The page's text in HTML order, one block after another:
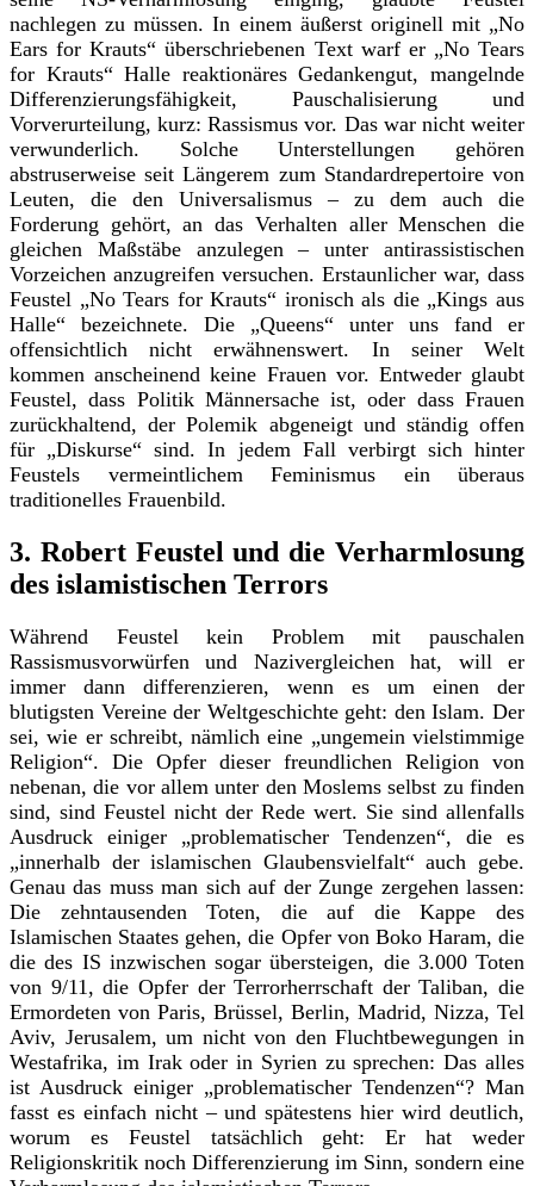
nachlegen zu müssen. In einem äußerst originell mit „No
Ears for Krauts“ überschriebenen Text warf er „No Tears
for Krauts“ Halle reaktionäres Gedankengut, mangelnde
Differenzierungsfähigkeit, Pauschalisierung und
Vorverurteilung, kurz: Rassismus vor. Das war nicht weiter
verwunderlich. Solche Unterstellungen gehören
abstruserweise seit Längerem zum Standardrepertoire von
Leuten, die den Universalismus – zu dem auch die
Forderung gehört, an das Verhalten aller Menschen die
gleichen Maßstäbe anzulegen – unter antirassistischen
Vorzeichen anzugreifen versuchen. Erstaunlicher war, dass
Feustel „No Tears for Krauts“ ironisch als die „Kings aus
Halle“ bezeichnete. Die „Queens“ unter uns fand er
offensichtlich nicht erwähnenswert. In seiner Welt
kommen anscheinend keine Frauen vor. Entweder glaubt
Feustel, dass Politik Männersache ist, oder dass Frauen
zurückhaltend, der Polemik abgeneigt und ständig offen
für „Diskurse“ sind. In jedem Fall verbirgt sich hinter
Feustels vermeintlichem Feminismus ein überaus
traditionelles Frauenbild.
3. Robert Feustel und die Verharmlosung
des islamistischen Terrors
Während Feustel kein Problem mit pauschalen
Rassismusvorwürfen und Nazivergleichen hat, will er
immer dann differenzieren, wenn es um einen der
blutigsten Vereine der Weltgeschichte geht: den Islam. Der
sei, wie er schreibt, nämlich eine „ungemein vielstimmige
Religion“. Die Opfer dieser freundlichen Religion von
nebenan, die vor allem unter den Moslems selbst zu finden
sind, sind Feustel nicht der Rede wert. Sie sind allenfalls
Ausdruck einiger „problematischer Tendenzen“, die es
„innerhalb der islamischen Glaubensvielfalt“ auch gebe.
Genau das muss man sich auf der Zunge zergehen lassen:
Die zehntausenden Toten, die auf die Kappe des
Islamischen Staates gehen, die Opfer von Boko Haram, die
die des IS inzwischen sogar übersteigen, die 3.000 Toten
von 9/11, die Opfer der Terrorherrschaft der Taliban, die
Ermordeten von Paris, Brüssel, Berlin, Madrid, Nizza, Tel
Aviv, Jerusalem, um nicht von den Fluchtbewegungen in
Westafrika, im Irak oder in Syrien zu sprechen: Das alles
ist Ausdruck einiger „problematischer Tendenzen“? Man
fasst es einfach nicht – und spätestens hier wird deutlich,
worum es Feustel tatsächlich geht: Er hat weder
Religionskritik noch Differenzierung im Sinn, sondern eine